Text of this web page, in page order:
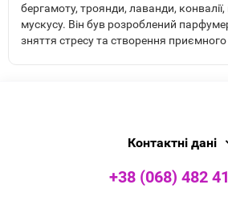
бергамоту, троянди, лаванди,
мускусу. Він був розроблений
зняття стресу та створення
Контактні дані
+38 (068) 482